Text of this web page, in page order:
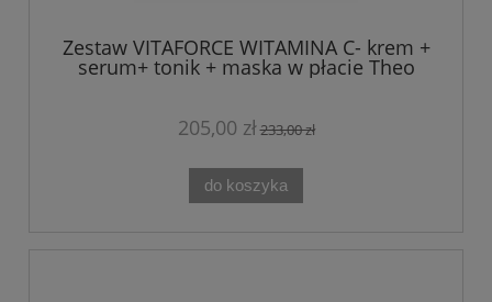
Zestaw VITAFORCE WITAMINA C- krem +
serum+ tonik + maska w płacie Theo
205,00 zł233,00 zł
do koszyka